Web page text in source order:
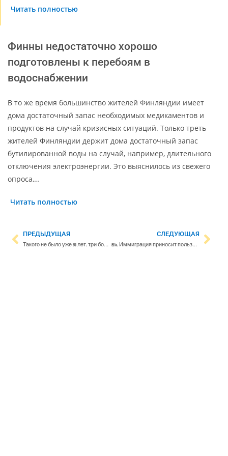
Читать полностью
Финны недостаточно хорошо
подготовлены к перебоям в
водоснабжении
В то же время большинство жителей Финляндии имеет
дома достаточный запас необходимых медикаментов и
продуктов на случай кризисных ситуаций. Только треть
жителей Финляндии держит дома достаточный запас
бутилированной воды на случай, например, длительного
отключения электроэнергии. Это выяснилось из свежего
опроса,…
Читать полностью
ПРЕДЫДУЩАЯ
Такого не было уже 30 лет: три болезни одновременно поразили рекордное количество людей в этом году
СЛЕДУЮЩАЯ
Etla: Иммиграция приносит пользу публичной экономике